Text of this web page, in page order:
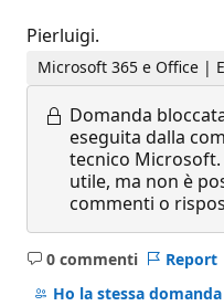
Pierluigi.
Microsoft 365 e Office |
Domanda
eseguita dalla
tecnico Microsoft.
utile, ma non è
commenti o
0 commenti
Nessun
commento
Report
Ho la stessa domanda